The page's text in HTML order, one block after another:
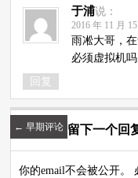
于浦说：
2016 年 11 月
雨凇大哥，
必须虚拟机吗
回复
← 早期评论 留下一个回
你的email不会被公开。